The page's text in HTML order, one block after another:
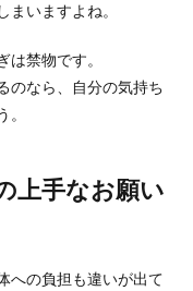
いますよね。
禁物です。
のなら、自分の気持ち
上手なお願い
への負担も違いが出て